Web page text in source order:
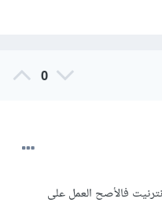
0
فالأصح العمل على